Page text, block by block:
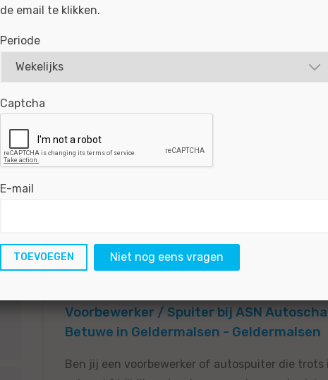
BEKIJKEN
Junior Verkoopadviseur Stam - Midden-
Voorbewerker / Spuiter bij ASN
Betuwe in Geldermalsen - Geldermalsen
Ben jij een voorbewerker of autospuiter die trots
de email te klikken.
Periode
Captcha
E-mail
Niet nog eens vragen